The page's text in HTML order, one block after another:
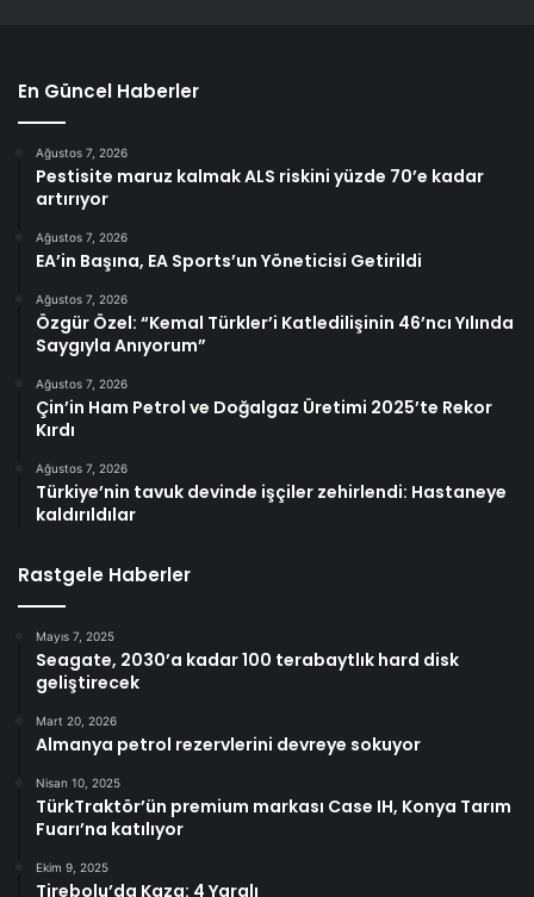
En Güncel Haberler
Ağustos 7, 2026
Pestisite maruz kalmak ALS riskini yüzde 70’e kadar
artırıyor
Ağustos 7, 2026
EA’in Başına, EA Sports’un Yöneticisi Getirildi
Ağustos 7, 2026
Özgür Özel: “Kemal Türkler’i Katledilişinin 46’ncı Yılında
Saygıyla Anıyorum”
Ağustos 7, 2026
Çin’in Ham Petrol ve Doğalgaz Üretimi 2025’te Rekor
Kırdı
Ağustos 7, 2026
Türkiye’nin tavuk devinde işçiler zehirlendi: Hastaneye
kaldırıldılar
Rastgele Haberler
Mayıs 7, 2025
Seagate, 2030’a kadar 100 terabaytlık hard disk
geliştirecek
Mart 20, 2026
Almanya petrol rezervlerini devreye sokuyor
Nisan 10, 2025
TürkTraktör’ün premium markası Case IH, Konya Tarım
Fuarı’na katılıyor
Ekim 9, 2025
Tirebolu’da Kaza: 4 Yaralı